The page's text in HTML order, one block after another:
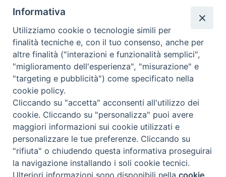
La nostra storia
Statuto
Presidenza e ufficio presidenza
Consiglio scientifico
Coordinamento nazionale
COPYRIGHT Scienza & Vita - C.F96600690588- Tutti i
diritti -Privacy- Credits
Informativa
Utilizziamo cookie o tecnologie simili per
finalità tecniche e, con il tuo consenso, anche per
altre finalità ("interazioni e funzionalità semplici",
"miglioramento dell'esperienza", "misurazione" e
"targeting e pubblicità") come specificato nella
cookie policy.
Cliccando su "accetta" acconsenti all'utilizzo dei
cookie. Cliccando su "personalizza" puoi avere
maggiori informazioni sui cookie utilizzati e
personalizzare le tue preferenze. Cliccando su
"rifiuta" o chiudendo questa informativa proseguirai
la navigazione installando i soli cookie tecnici.